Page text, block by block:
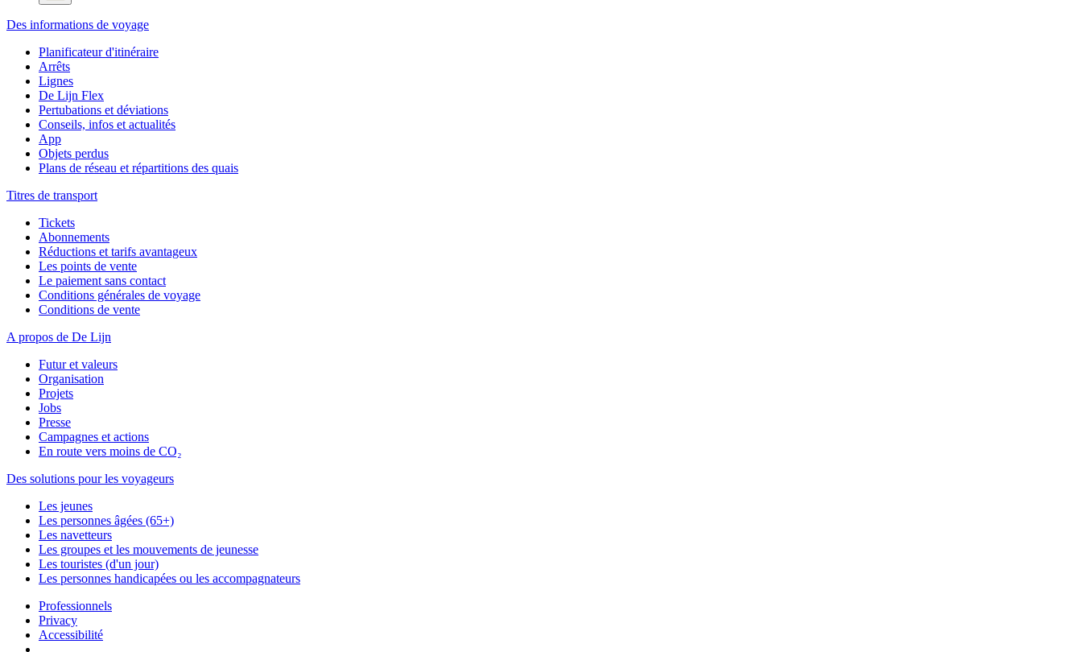
Des informations de voyage
Planificateur d'itinéraire
Arrêts
Lignes
De Lijn Flex
Pertubations et déviations
Conseils, infos et actualités
App
Objets perdus
Plans de réseau et répartitions des quais
Titres de transport
Tickets
Abonnements
Réductions et tarifs avantageux
Les points de vente
Le paiement sans contact
Conditions générales de voyage
Conditions de vente
A propos de De Lijn
Futur et valeurs
Organisation
Projets
Jobs
Presse
Campagnes et actions
En route vers moins de CO₂
Des solutions pour les voyageurs
Les jeunes
Les personnes âgées (65+)
Les navetteurs
Les groupes et les mouvements de jeunesse
Les touristes (d'un jour)
Les personnes handicapées ou les accompagnateurs
Professionnels
Privacy
Accessibilité